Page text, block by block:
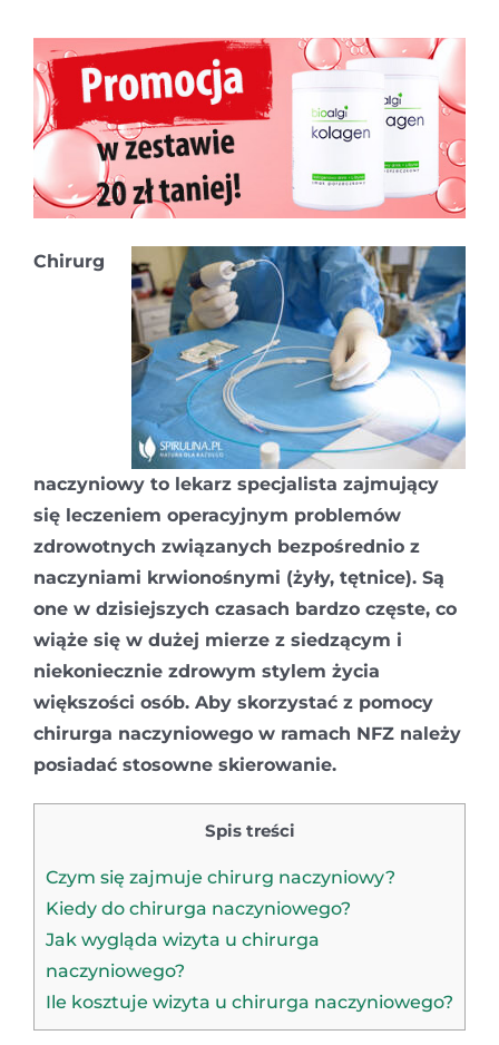
Chirurg
naczyniowy to lekarz specjalista zajmujący
się leczeniem operacyjnym problemów
zdrowotnych związanych bezpośrednio z
naczyniami krwionośnymi (żyły, tętnice). Są
one w dzisiejszych czasach bardzo częste, co
wiąże się w dużej mierze z siedzącym i
niekoniecznie zdrowym stylem życia
większości osób. Aby skorzystać z pomocy
chirurga naczyniowego w ramach NFZ należy
posiadać stosowne skierowanie.
Spis treści
Czym się zajmuje chirurg naczyniowy?
Kiedy do chirurga naczyniowego?
Jak wygląda wizyta u chirurga
naczyniowego?
Ile kosztuje wizyta u chirurga naczyniowego?